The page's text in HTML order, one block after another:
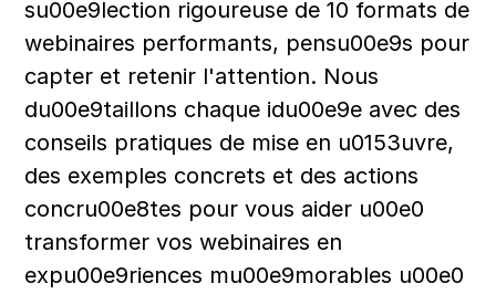
su00e9lection rigoureuse de 10 formats de
webinaires performants, pensu00e9s pour
capter et retenir l'attention. Nous
du00e9taillons chaque idu00e9e avec des
conseils pratiques de mise en u0153uvre,
des exemples concrets et des actions
concru00e8tes pour vous aider u00e0
transformer vos webinaires en
expu00e9riences mu00e9morables u00e0